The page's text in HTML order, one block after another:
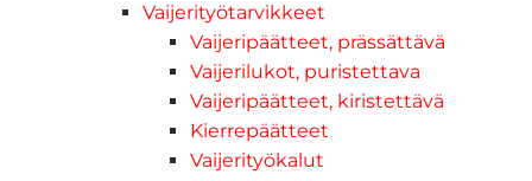
Vaijerityötarvikkeet
Vaijeripäätteet, prässättävä
Vaijerilukot, puristettava
Vaijeripäätteet, kiristettävä
Kierrepäätteet
Vaijerityökalut